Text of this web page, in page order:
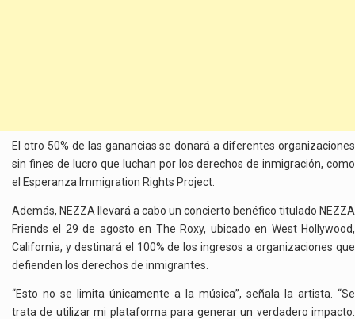
El otro 50% de las ganancias se donará a diferentes organizaciones
sin fines de lucro que luchan por los derechos de inmigración, como
el Esperanza Immigration Rights Project.
Además, NEZZA llevará a cabo un concierto benéfico titulado NEZZA
Friends el 29 de agosto en The Roxy, ubicado en West Hollywood,
California, y destinará el 100% de los ingresos a organizaciones que
defienden los derechos de inmigrantes.
“Esto no se limita únicamente a la música”, señala la artista. “Se
trata de utilizar mi plataforma para generar un verdadero impacto.